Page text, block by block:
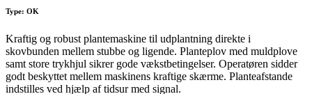
Type: OK
Kraftig og robust plantemaskine til udplantning direkte i
skovbunden mellem stubbe og ligende. Planteplov med muldplove
samt store trykhjul sikrer gode vækstbetingelser. Operatøren sidder
godt beskyttet mellem maskinens kraftige skærme. Planteafstande
indstilles ved hjælp af tidsur med signal.